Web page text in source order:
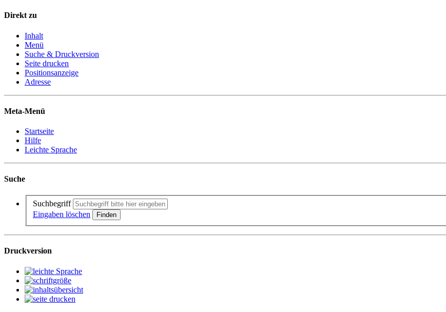
Direkt zu
Inhalt
Menü
Suche & Druckversion
Seite drucken
Positionsanzeige
Adresse
Meta-Menü
Startseite
Hilfe
Leichte Sprache
Suche
Suchbegriff
Eingaben löschen
Druckversion